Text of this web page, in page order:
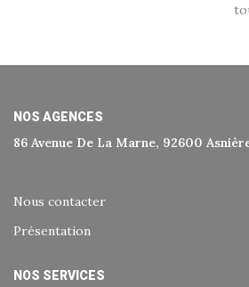
NOS AGENCES
86 Avenue De La Marne, 92600
Nous contacter
Présentation
NOS SERVICES